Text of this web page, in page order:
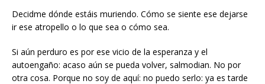
Decidme dónde estáis muriendo. Cómo se siente ese dejarse
ir ese atropello o lo que sea o cómo sea.
Si aún perduro es por ese vicio de la esperanza y el
autoengaño: acaso aún se pueda volver, salmodian. No por
otra cosa. Porque no soy de aquí: no puedo serlo: ya es tarde